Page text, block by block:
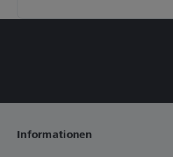
Informationen